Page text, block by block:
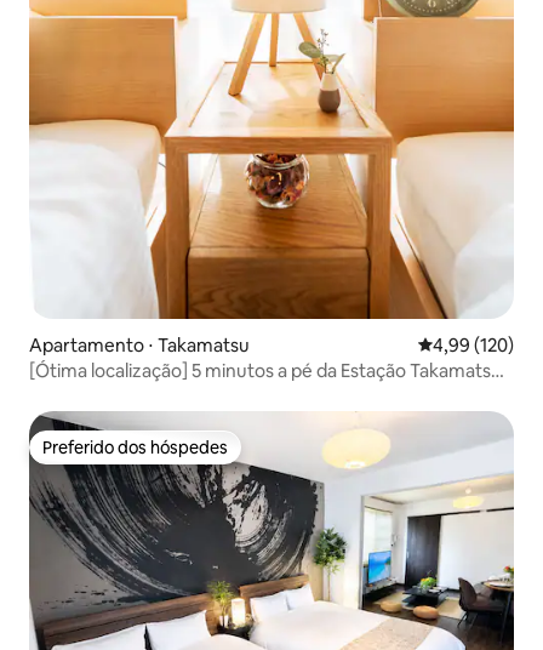
Apartamento ⋅ Takamatsu 4,99 de uma
4,99 (120)
[Ótima localização] 5 minutos a pé da Estação Takamatsu /
comercial mais longa do Japão / Estacionamento gratuito
/ Naoshima / Arena
Preferido dos hóspedes
Preferido dos hóspedes